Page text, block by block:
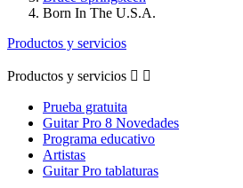
Born In The U.S.A.
Productos y servicios
Productos y servicios  
Prueba gratuita
Guitar Pro 8 Novedades
Programa educativo
Artistas
Guitar Pro tablaturas